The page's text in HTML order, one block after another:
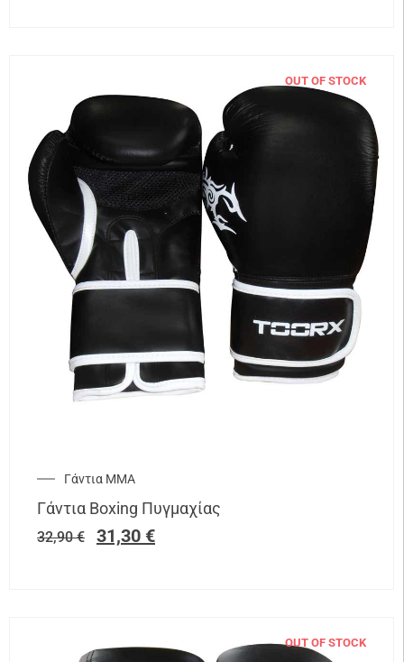
OUT OF STOCK
Γάντια ΜΜΑ
Γάντια Boxing Πυγμαχίας
32,90€ 31,30 €
OUT OF STOCK